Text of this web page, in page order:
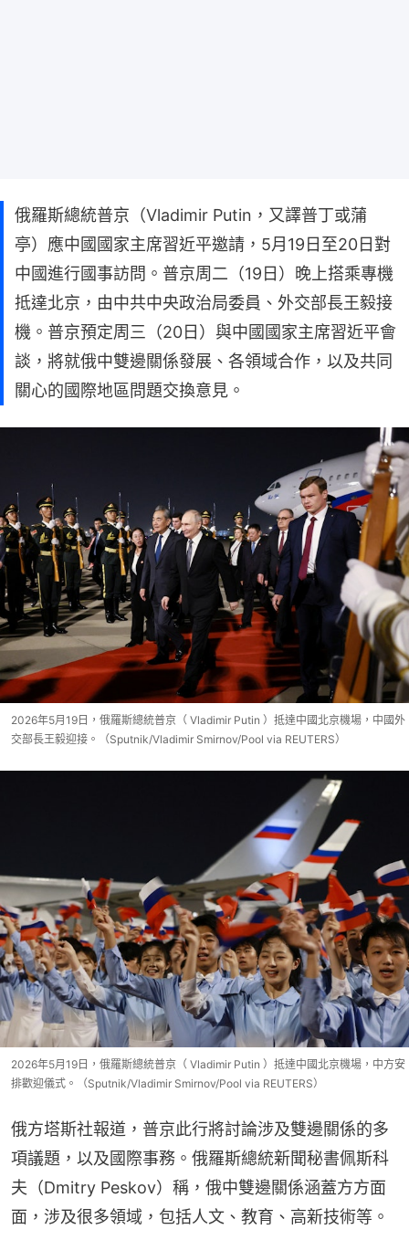
俄羅斯總統普京（Vladimir Putin，又譯普丁或蒲
亭）應中國國家主席習近平邀請，5月19日至20日對
中國進行國事訪問。普京周二（19日）晚上搭乘專機
抵達北京，由中共中央政治局委員、外交部長王毅接
機。普京預定周三（20日）與中國國家主席習近平會
談，將就俄中雙邊關係發展、各領域合作，以及共同
關心的國際地區問題交換意見。
2026年5月19日，俄羅斯總統普京（ Vladimir Putin ）抵達中國北京機場，中國外
交部長王毅迎接。（Sputnik/Vladimir Smirnov/Pool via REUTERS）
2026年5月19日，俄羅斯總統普京（ Vladimir Putin ）抵達中國北京機場，中方安
排歡迎儀式。（Sputnik/Vladimir Smirnov/Pool via REUTERS）
俄方塔斯社報道，普京此行將討論涉及雙邊關係的多
項議題，以及國際事務。俄羅斯總統新聞秘書佩斯科
夫（Dmitry Peskov）稱，俄中雙邊關係涵蓋方方面
面，涉及很多領域，包括人文、教育、高新技術等。